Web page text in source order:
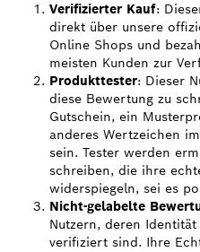
Verifizierter Kauf:
direkt über unsere
Online Shops und
meisten Kunden zur
Produkttester: Dieser
diese Bewertung zu
Gutschein, ein
anderes Wertzeichen
sein. Tester werden
schreiben, die ihre
widerspiegeln, sei es
Nicht-gelabelte
Nutzern, deren
verifiziert sind. Ihre